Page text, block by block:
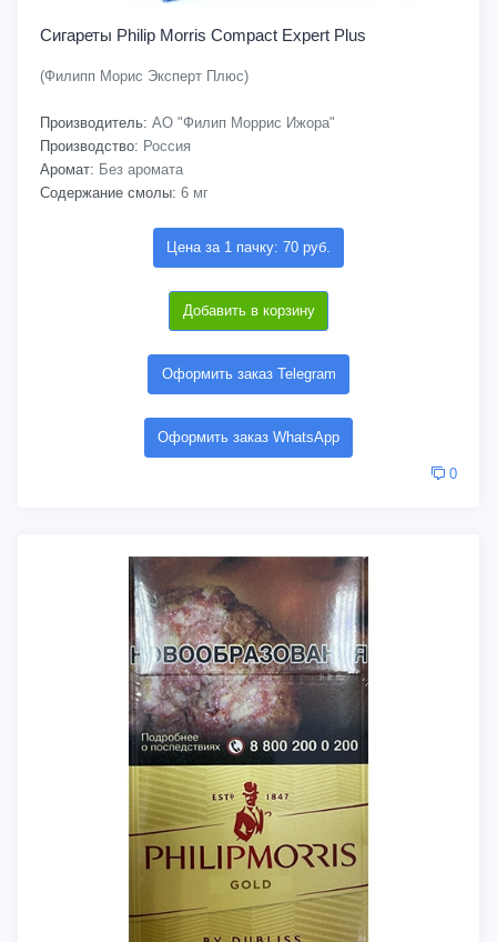
Сигареты Philip Morris Compact Expert Plus
(Филипп Морис Эксперт Плюс)
Производитель: АО "Филип Моррис Ижора"
Производство: Россия
Аромат: Без аромата
Содержание смолы: 6 мг
Цена за 1 пачку: 70 руб.
Добавить в корзину
Оформить заказ Telegram
Оформить заказ WhatsApp
0